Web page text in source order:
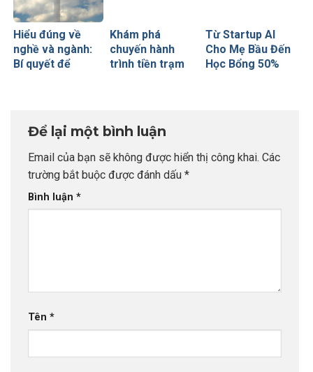
Hiểu đúng về
nghề và ngành:
Bí quyết để
Khám phá
chuyến hành
trình tiền trạm
Từ Startup AI
Cho Mẹ Bầu Đến
Học Bổng 50%
Để lại một bình luận
Email của bạn sẽ không được hiển thị công khai. Các
trường bắt buộc được đánh dấu *
Bình luận *
Tên *